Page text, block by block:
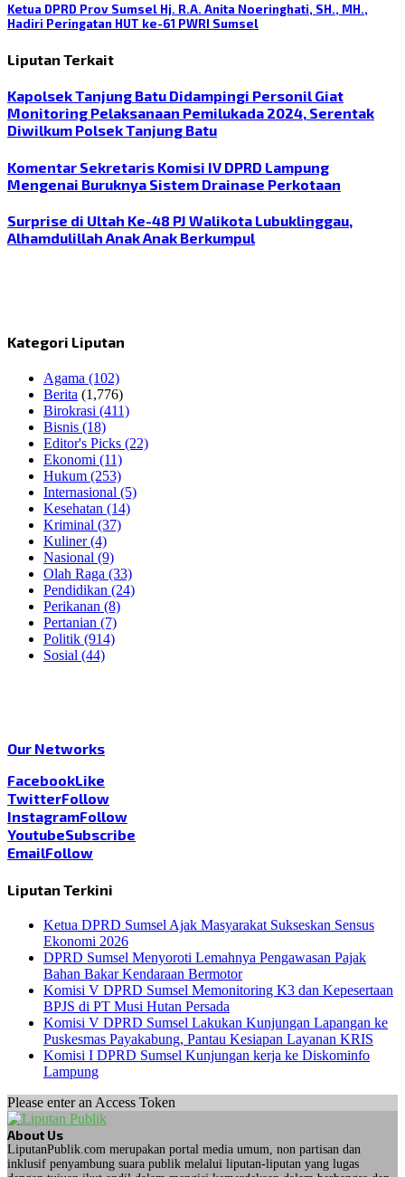
Ketua DPRD Prov Sumsel Hj. R.A. Anita Noeringhati, SH., MH.,
Hadiri Peringatan HUT ke-61 PWRI Sumsel
Liputan Terkait
Kapolsek Tanjung Batu Didampingi Personil Giat
Monitoring Pelaksanaan Pemilukada 2024, Serentak
Diwilkum Polsek Tanjung Batu
Komentar Sekretaris Komisi IV DPRD Lampung
Mengenai Buruknya Sistem Drainase Perkotaan
Surprise di Ultah Ke-48 PJ Walikota Lubuklinggau,
Alhamdulillah Anak Anak Berkumpul
Kategori Liputan
Agama (102)
Berita (1,776)
Birokrasi (411)
Bisnis (18)
Editor's Picks (22)
Ekonomi (11)
Hukum (253)
Internasional (5)
Kesehatan (14)
Kriminal (37)
Kuliner(4)
Nasional (9)
Olah Raga (33)
Pendidikan (24)
Perikanan (8)
Pertanian (7)
Politik (914)
Sosial (44)
Our Networks
FacebookLike
TwitterFollow
InstagramFollow
YoutubeSubscribe
EmailFollow
Liputan Terkini
Ketua DPRD Sumsel Ajak Masyarakat Sukseskan Sensus
Ekonomi 2026
DPRD Sumsel Menyoroti Lemahnya Pengawasan Pajak
Bahan Bakar Kendaraan Bermotor
Komisi V DPRD Sumsel Memonitoring K3 dan Kepesertaan
BPJS di PT Musi Hutan Persada
Komisi V DPRD Sumsel Lakukan Kunjungan Lapangan ke
Puskesmas Payakabung, Pantau Kesiapan Layanan KRIS
Komisi I DPRD Sumsel Kunjungan kerja ke Diskominfo
Lampung
Please enter an Access Token
About Us
LiputanPublik.com merupakan portal media umum, non partisan dan
inklusif penyambung suara publik melalui liputan-liputan yang lugas